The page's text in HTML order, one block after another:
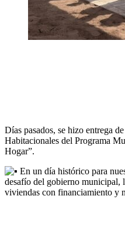
Días pasados, se hizo entrega
Habitacionales del Programa
Hogar”.
En un día histórico para
desafío del gobierno municipal,
viviendas con financiamiento y